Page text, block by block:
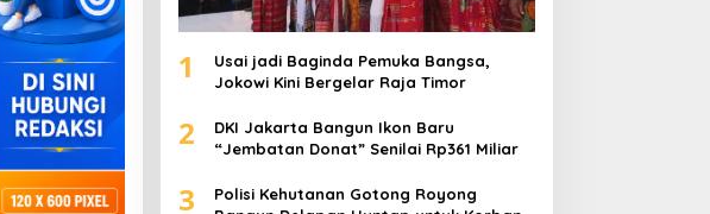
1
Usai jadi Baginda Pemuka Bangsa,
Jokowi Kini Bergelar Raja Timor
2
DKI Jakarta Bangun Ikon Baru
“Jembatan Donat” Senilai Rp361 Miliar
3
Polisi Kehutanan Gotong Royong